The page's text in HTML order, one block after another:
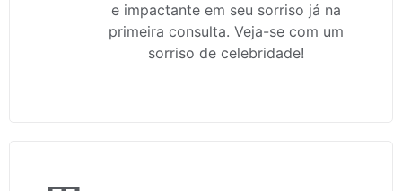
e impactante em seu sorriso já na
primeira consulta. Veja-se com um
sorriso de celebridade!